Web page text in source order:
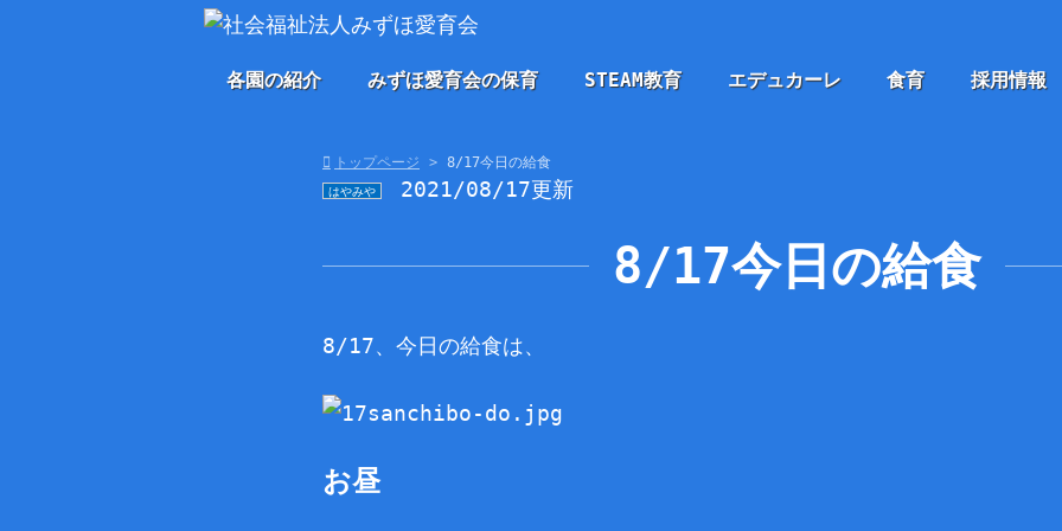
各園の紹介 みずほ愛育会の保育 STEAM教育 エデュカーレ 食育 採用情報
トップページ 8/17今日の給食
はやみや 2021/08/17更新
8/17今日の給食
8/17、今日の給食は、
お昼